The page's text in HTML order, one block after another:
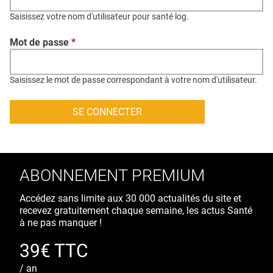
CONTACT
CRÉDITS
Saisissez votre nom d'utilisateur pour santé log.
Mot de passe *
Saisissez le mot de passe correspondant à votre nom d'utilisateur.
ABONNEMENT PREMIUM
Accédez sans limite aux 30 000 actualités du site et
recevez gratuitement chaque semaine, les actus Santé
à ne pas manquer !
39€ TTC
/ an